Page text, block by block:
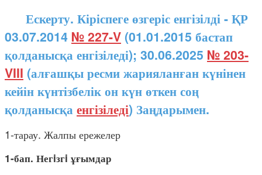
Ескерту. Кіріспеге өзгеріс енгізілді - ҚР
03.07.2014 № 227-V (01.01.2015 бастап
қолданысқа енгізіледі); 30.06.2025 № 203-
VIII (алғашқы ресми жарияланған күнінен
кейін күнтізбелік он күн өткен соң
қолданысқа енгізіледі) Заңдарымен.
1-тарау. Жалпы ережелер
1-бап. Негiзгi ұғымдар